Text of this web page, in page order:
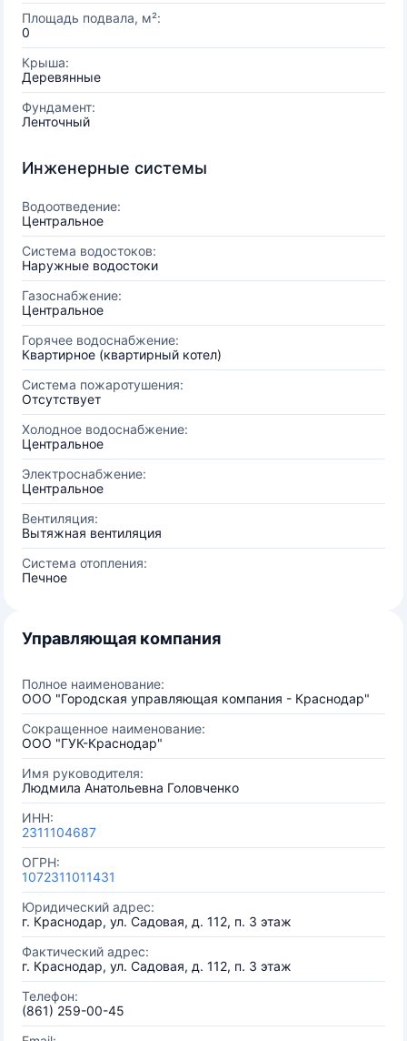
Площадь подвала, м²:
0
Крыша:
Деревянные
Фундамент:
Ленточный
Инженерные системы
Водоотведение:
Центральное
Система водостоков:
Наружные водостоки
Газоснабжение:
Центральное
Горячее водоснабжение:
Квартирное (квартирный котел)
Система пожаротушения:
Отсутствует
Холодное водоснабжение:
Центральное
Электроснабжение:
Центральное
Вентиляция:
Вытяжная вентиляция
Система отопления:
Печное
Управляющая компания
Полное наименование:
ООО "Городская управляющая компания - Краснодар"
Сокращенное наименование:
ООО "ГУК-Краснодар"
Имя руководителя:
Людмила Анатольевна Головченко
ИНН:
2311104687
ОГРН:
1072311011431
Юридический адрес:
г. Краснодар, ул. Садовая, д. 112, п. 3 этаж
Фактический адрес:
г. Краснодар, ул. Садовая, д. 112, п. 3 этаж
Телефон:
(861) 259-00-45